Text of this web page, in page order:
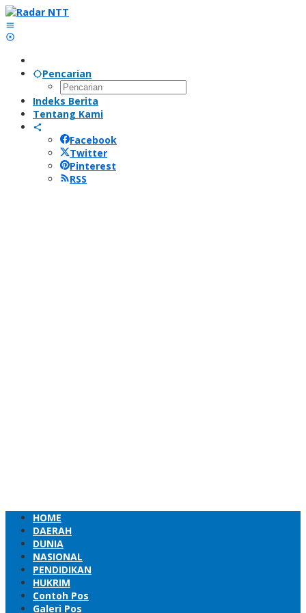
Lewati
ke
konten
Pencarian
Indeks Berita
Tentang Kami
Facebook
Twitter
Pinterest
RSS
HOME
DAERAH
DUNIA
NASIONAL
PENDIDIKAN
HUKRIM
Contoh Pos
Galeri Pos